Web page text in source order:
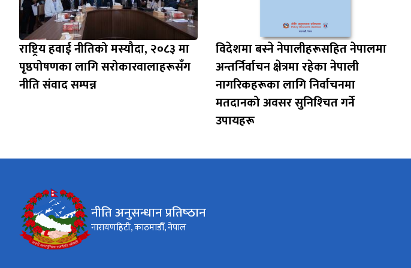
राष्ट्रिय हवाई नीतिको मस्यौदा, २०८३ मा
पृष्ठपोषणका लागि सरोकारवालाहरूसँग
नीति संवाद सम्पन्न
विदेशमा बस्‍ने नेपालीहरूसहित नेपालमा
अन्तर्निर्वाचन क्षेत्रमा रहेका नेपाली
नागरिकहरूका लागि निर्वाचनमा
मतदानको अवसर सुनिश्‍चित गर्ने
उपायहरू
नीति अनुसन्धान प्रतिष्‍ठान
नारायणहिटी, काठमाडौँ, नेपाल